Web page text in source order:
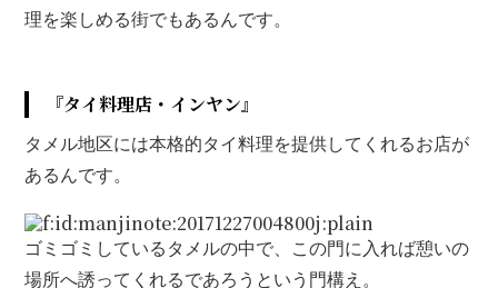
理を楽しめる街でもあるんです。
『タイ料理店・インヤン』
タメル地区には本格的タイ料理を提供してくれるお店が
あるんです。
ゴミゴミしているタメルの中で、この門に入れば憩いの
場所へ誘ってくれるであろうという門構え。